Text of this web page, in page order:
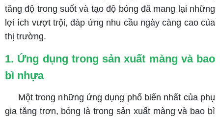
tăng độ trong suốt và tạo độ bóng đã mang lại những
lợi ích vượt trội, đáp ứng nhu cầu ngày càng cao của
thị trường.
1. Ứng dụng trong sản xuất màng và bao
bì nhựa
Một trong những ứng dụng phổ biến nhất của phụ
gia tăng trơn, bóng là trong sản xuất màng và bao bì